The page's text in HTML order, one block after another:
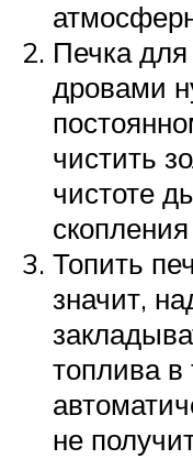
Печка
дровами
чистить
чистоте
Топить
значит,
топлива в
не